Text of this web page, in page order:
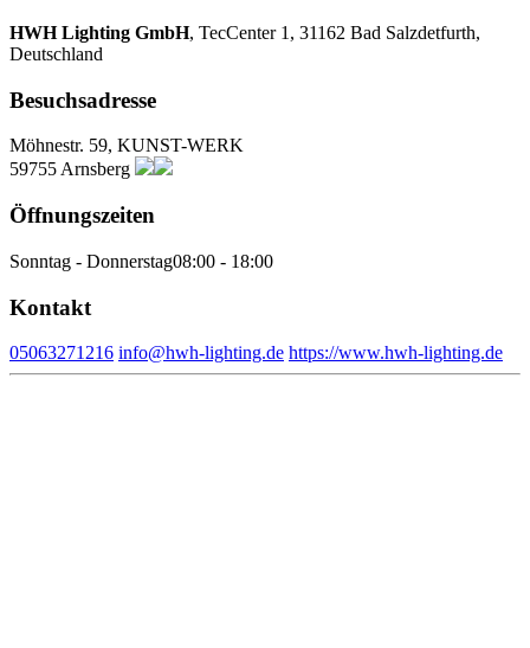
HWH Lighting GmbH, TecCenter 1, 31162 Bad Salzdetfurth,
Deutschland
Besuchsadresse
Möhnestr. 59, KUNST-WERK
59755 Arnsberg
Öffnungszeiten
Sonntag - Donnerstag08:00 - 18:00
Kontakt
05063271216 info@hwh-lighting.de https://www.hwh-lighting.de